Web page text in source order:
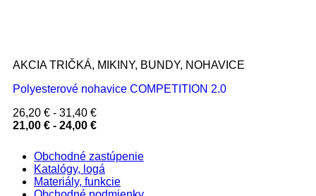
AKCIA TRIČKÁ, MIKINY, BUNDY, NOHAVICE
Polyesterové nohavice COMPETITION 2.0
26,20 € - 31,40 €
21,00 € - 24,00 €
Obchodné zastúpenie
Katalógy, logá
Materiály, funkcie